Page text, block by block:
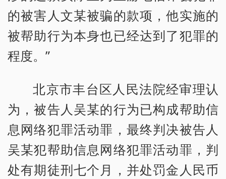
的被害人文某被骗的款项，他实施的
被帮助行为本身也已经达到了犯罪的
程度。”
北京市丰台区人民法院经审理认
为，被告人吴某的行为已构成帮助信
息网络犯罪活动罪，最终判决被告人
吴某犯帮助信息网络犯罪活动罪，判
处有期徒刑七个月，并处罚金人民币